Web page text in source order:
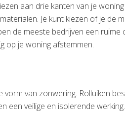
aan drie kanten van je
Je kunt kiezen of je de
de meeste bedrijven een ruime
op je woning afstemmen.
van zonwering. Rolluiken
een veilige en isolerende